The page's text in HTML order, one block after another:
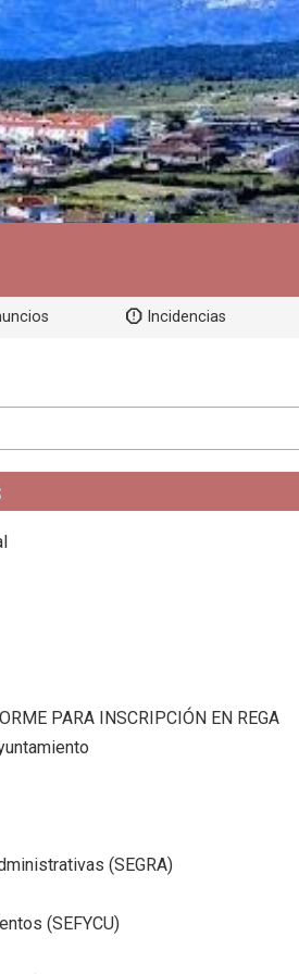
Incidencias
PARA INSCRIPCIÓN EN REGA
(SEGRA)
(SEFYCU)